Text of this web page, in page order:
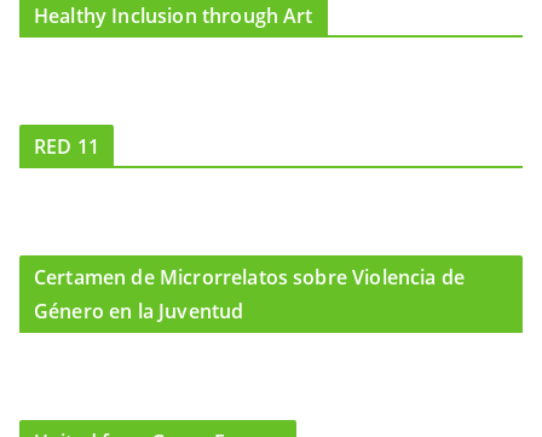
Healthy Inclusion through Art
RED 11
Certamen de Microrrelatos sobre Violencia de
Género en la Juventud